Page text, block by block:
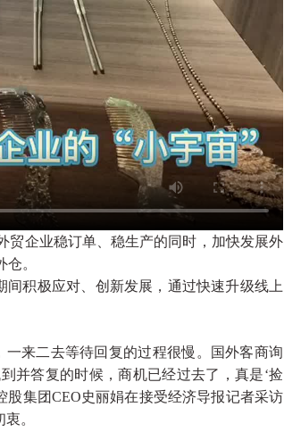
贸企业稳订单、稳生产的同时，加快发展外
。
积极应对、创新发展，通过快速升级线上
来二去等待回复的过程很慢。国外客商询
并答复的时候，商机已经过去了，真是‘捡
股集团CEO史丽娟在接受经济导报记者采访
。